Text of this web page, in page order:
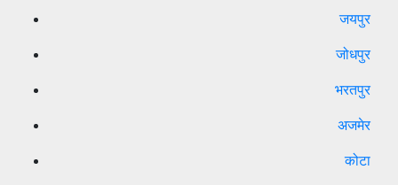
जयपुर
जोधपुर
भरतपुर
अजमेर
कोटा